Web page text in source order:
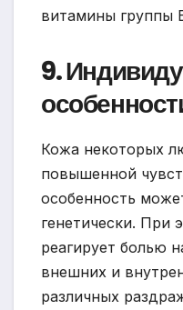
витамины группы
9.
Кожа некоторых
повышенной
особенность
генетически. При
реагирует болью
внешних и
различных